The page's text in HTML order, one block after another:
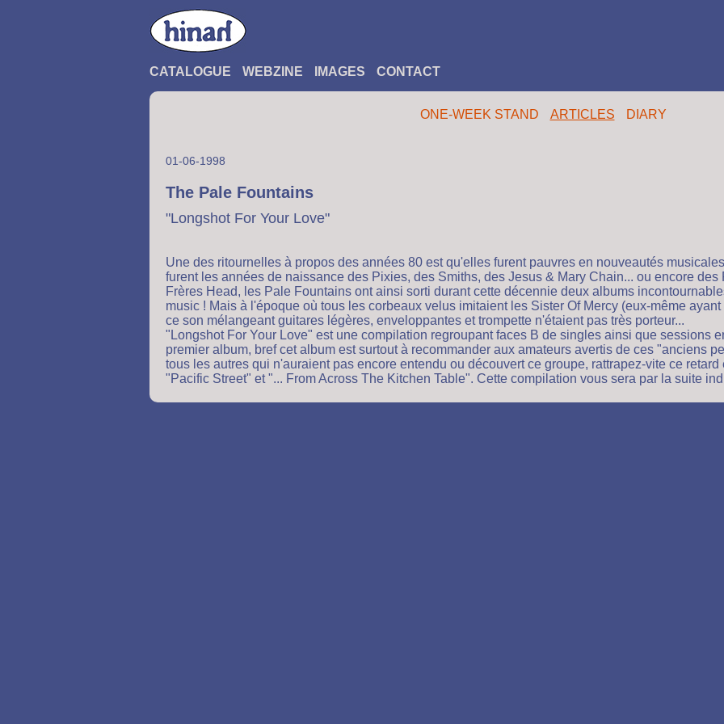
CATALOGUE WEBZINE IMAGES CONTACT
ONE-WEEK STAND ARTICLES DIARY
01-06-1998
The Pale Fountains
"Longshot For Your Love"
Une des ritournelles à propos des années 80 est qu'elles furent pauvres en nouveautés
furent les années de naissance des Pixies, des Smiths, des Jesus & Mary Chain... ou encore
Frères Head, les Pale Fountains ont ainsi sorti durant cette décennie deux albums
music ! Mais à l'époque où tous les corbeaux velus imitaient les Sister Of Mercy (eux-même
ce son mélangeant guitares légères, enveloppantes et trompette n'étaient pas très porteur...
"Longshot For Your Love" est une compilation regroupant faces B de singles ainsi que sessions
premier album, bref cet album est surtout à recommander aux amateurs avertis de ces "anciens
tous les autres qui n'auraient pas encore entendu ou découvert ce groupe, rattrapez-vite ce
"Pacific Street" et "... From Across The Kitchen Table". Cette compilation vous sera par la suite